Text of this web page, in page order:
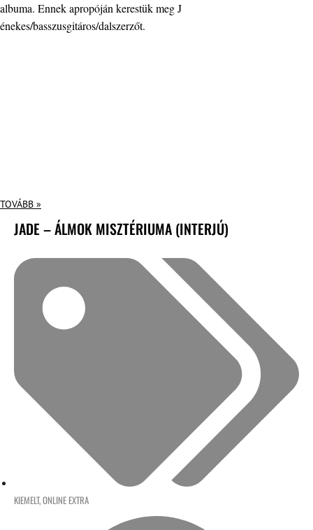
albuma. Ennek apropóján kerestük meg J
énekes/basszusgitáros/dalszerzőt.
TOVÁBB »
JADE – ÁLMOK MISZTÉRIUMA (INTERJÚ)
KIEMELT,ONLINE EXTRA